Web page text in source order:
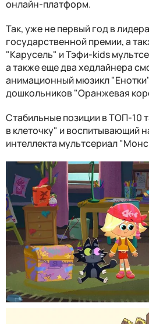
онлайн-платформ.
Так, уже не первый год в
государственной премии, а
"Карусель" и Тэфи-kids
а также еще два хедлайнера
анимационный мюзикл
дошкольников "Оранжевая
Стабильные позиции в ТОП-10
в клеточку" и воспитывающий
интеллекта мультсериал